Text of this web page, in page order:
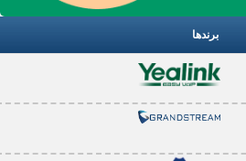
برندها